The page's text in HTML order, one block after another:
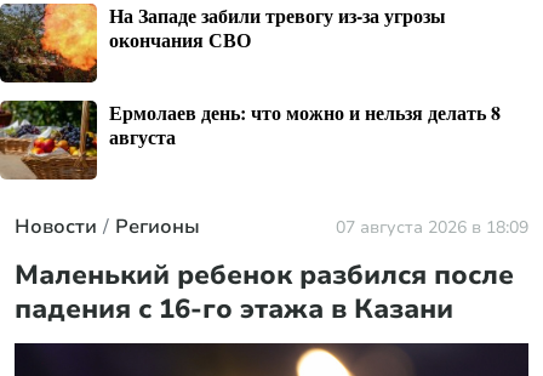
На Западе забили тревогу из-за угрозы
окончания СВО
Ермолаев день: что можно и нельзя делать 8
августа
Новости Регионы 07 августа 2026 в 18:09
Маленький ребенок разбился после
падения с 16-го этажа в Казани